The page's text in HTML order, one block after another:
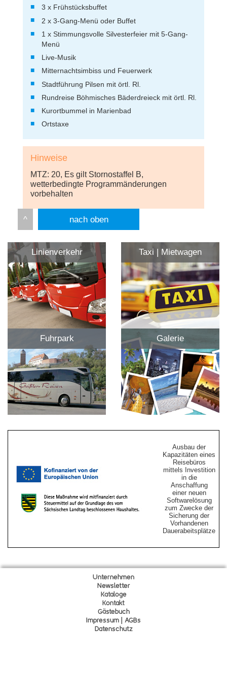
3 x Frühstücksbuffet
2 x 3-Gang-Menü oder Buffet
1 x Stimmungsvolle Silvesterfeier mit 5-Gang-
Menü
Live-Musik
Mitternachtsimbiss und Feuerwerk
Stadtführung Pilsen mit örtl. Rl.
Rundreise Böhmisches Bäderdreieck mit örtl. Rl.
Kurortbummel in Marienbad
Ortstaxe
Hinweise
MTZ: 20, Es gilt Stornostaffel B,
wetterbedingte Programmänderungen
vorbehalten
nach oben
Linienverkehr Taxi | Mietwagen
Fuhrpark Galerie
Ausbau der
Kapazitäten eines
Reisebüros
mittels Investition
in die
Anschaffung
einer neuen
Softwarelösung
zum Zwecke der
Sicherung der
Vorhandenen
Dauerabeitsplätze
Unternehmen
Newsletter
Kataloge
Kontakt
Gästebuch
Impressum | AGBs
Datenschutz